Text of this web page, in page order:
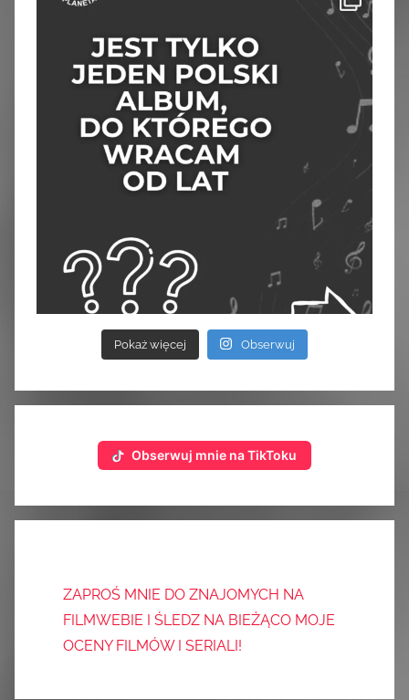
Pokaż więcej Obserwuj
Obserwuj mnie na TikToku
ZAPROŚ MNIE DO ZNAJOMYCH NA
FILMWEBIE I ŚLEDZ NA BIEŻĄCO MOJE
OCENY FILMÓW I SERIALI!